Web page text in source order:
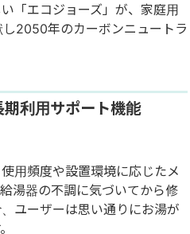
「エコジョーズ」が、家庭用
2050年のカーボンニュートラ
利用サポート機能
用頻度や設置環境に応じたメ
湯器の不調に気づいてから修
ユーザーは思い通りにお湯が